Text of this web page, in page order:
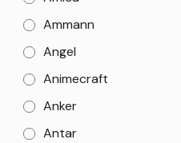
Ammann
Angel
Animecraft
Anker
Antar